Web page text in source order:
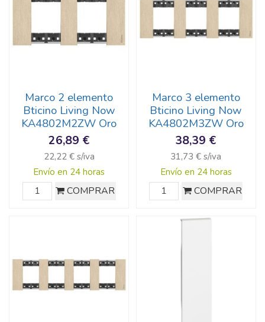
Marco 2 elemento
Bticino Living Now
KA4802M2ZW Oro
26,89 €
22,22 € s/iva
Envío en 24 horas
COMPRAR
Marco 3 elemento
Bticino Living Now
KA4802M3ZW Oro
38,39 €
31,73 € s/iva
Envío en 24 horas
COMPRAR